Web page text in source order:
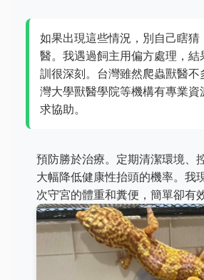
如果出現這些情況，別自己瞎猜
醫。我遇過飼主用偏方處理，結
訓很深刻。台灣雖然爬蟲獸醫不
灣大學獸醫學院等機構有專業資
求協助。
預防勝於治療。定期清潔環境、
大幅降低健康性抬頭的機率。我
次守宮的體重和糞便，簡單卻有效